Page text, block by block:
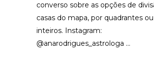
converso sobre as opções de
casas do mapa, por quadrantes
inteiros. Instagram:
@anarodrigues_astrologa